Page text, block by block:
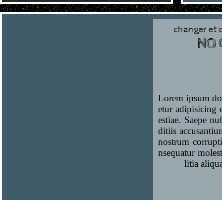
NO
changer et
Lorem ipsum
etur
estiae. Saepe
ditiis
nostrum
nsequatur
litia